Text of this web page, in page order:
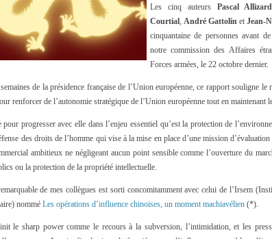
Les cinq auteurs Pascal Allizard
Courtial, André Gattolin et Jean-
cinquantaine de personnes avant
notre commission des Affaires
Forces armées, le 22 octobre dernier.
de la présidence française de l’Union européenne, ce rapport souligne le
renforcer de l’autonomie stratégique de l’Union européenne tout en maintenant
progresser avec elle dans l’enjeu essentiel qu’est la protection de
des droits de l’homme qui vise à la mise en place d’une mission
ambitieux ne négligeant aucun point sensible comme l’ouverture du
ou la protection de la propriété intellectuelle.
de mes collègues est sorti concomitamment avec celui de l’Irsem
nommé Les opérations d’influence chinoises, un moment machiavélien (*).
le sharp power comme le recours à la subversion, l’intimidation, et les